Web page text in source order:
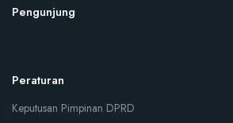
Pengunjung
Peraturan
Keputusan Pimpinan DPRD